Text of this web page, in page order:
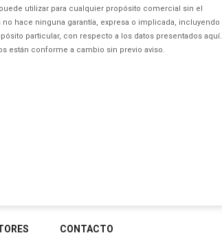
utilizar para cualquier propósito comercial sin el
hace ninguna garantía, expresa o implicada, incluyendo
particular, con respecto a los datos presentados aquí.
están conforme a cambio sin previo aviso.
CONTACTO